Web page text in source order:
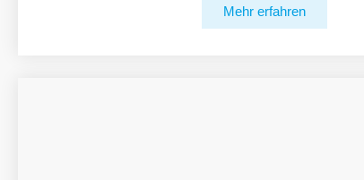
Mehr erfahren